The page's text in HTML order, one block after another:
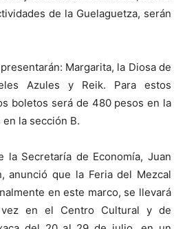
de la Guelaguetza, serán
Margarita, la Diosa de
Azules y Reik. Para estos
boletos será de 480 pesos en la
la sección B.
la Secretaría de Economía, Juan
anunció que la Feria del Mezcal
en este marco, se llevará
en el Centro Cultural y de